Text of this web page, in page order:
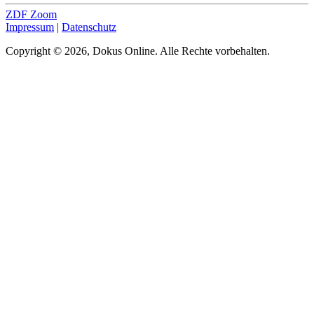
ZDF Zoom
Impressum | Datenschutz
Copyright © 2026, Dokus Online. Alle Rechte vorbehalten.